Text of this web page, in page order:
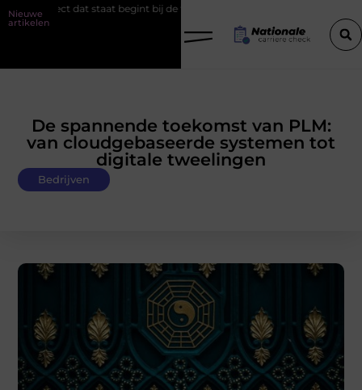
Nieuwe
artikelen
staat begint bij de fundering Het belang van goede werkschoenen
De spannende toekomst van PLM:
van cloudgebaseerde systemen tot
digitale tweelingen
Bedrijven